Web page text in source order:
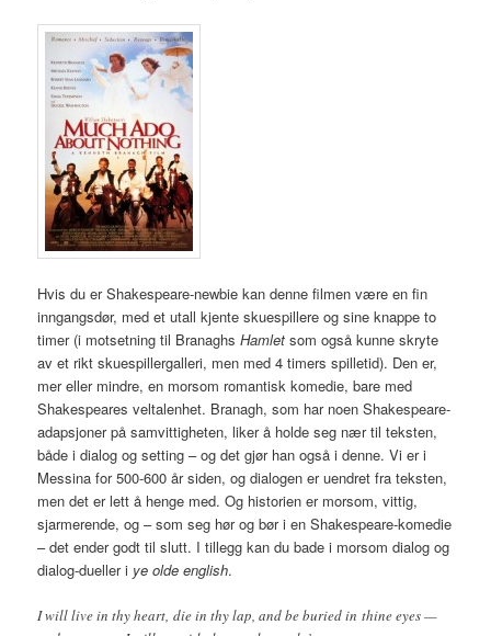
Hvis du er Shakespeare-newbie kan denne filmen være en fin
inngangsdør, med et utall kjente skuespillere og sine knappe to
timer (i motsetning til BranaghsHamlet som også kunne skryte
av et rikt skuespillergalleri, men med 4 timers spilletid). Den er,
mer eller mindre, en morsom romantisk komedie, bare med
Shakespeares veltalenhet. Branagh, som har noen Shakespeare-
adapsjoner på samvittigheten, liker å holde seg nær til teksten,
både i dialog og setting – og det gjør han også i denne. Vi er i
Messina for 500-600 år siden, og dialogen er uendret fra teksten,
men det er lett å henge med. Og historien er morsom, vittig,
sjarmerende, og – som seg hør og bør i en Shakespeare-komedie
– det ender godt til slutt. I tillegg kan du bade i morsom dialog og
dialog-dueller i ye olde english.
I will live in thy heart, die in thy lap, and be buried in thine eyes —